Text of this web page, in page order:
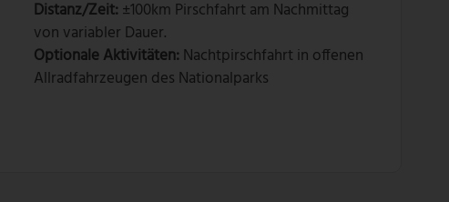
Distanz/Zeit:±100km Pirschfahrt am Nachmittag
von variabler Dauer.
Optionale Aktivitäten:Nachtpirschfahrt in offenen
Allradfahrzeugen des Nationalparks